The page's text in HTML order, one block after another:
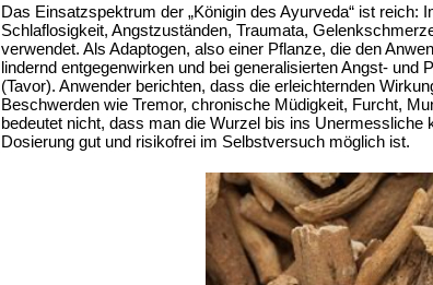
Das Einsatzspektrum der „Königin des Ayurveda“ ist
Schlaflosigkeit, Angstzuständen, Traumata,
verwendet. Als Adaptogen, also einer Pflanze, die den
lindernd entgegenwirken und bei generalisierten Angst-
(Tavor). Anwender berichten, dass die erleichternden
Beschwerden wie Tremor, chronische Müdigkeit, Furcht,
bedeutet nicht, dass man die Wurzel bis ins
Dosierung gut und risikofrei im Selbstversuch möglich ist.